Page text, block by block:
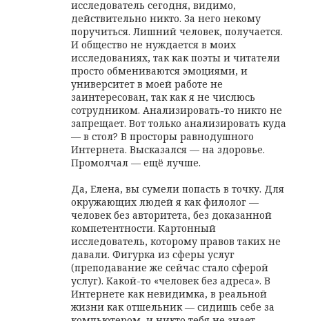
исследователь сегодня, видимо,
действительно никто. За него некому
поручиться. Лишний человек, получается.
И общество не нуждается в моих
исследованиях, так как поэты и читатели
просто обмениваются эмоциями, и
университет в моей работе не
заинтересован, так как я не числюсь
сотрудником. Анализировать-то никто не
запрещает. Вот только анализировать куда
— в стол? В просторы равнодушного
Интернета. Высказался — на здоровье.
Промолчал — ещё лучше.
Да, Елена, вы сумели попасть в точку. Для
окружающих людей я как филолог —
человек без авторитета, без доказанной
компетентности. Картонный
исследователь, которому правов таких не
давали. Фигурка из сферы услуг
(преподавание же сейчас стало сферой
услуг). Какой-то «человек без адреса». В
Интернете как невидимка, в реальной
жизни как отшельник — сидишь себе за